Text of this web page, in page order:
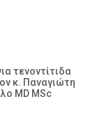
τενοντίτιδα
κ. Παναγιώτη
MD MSc